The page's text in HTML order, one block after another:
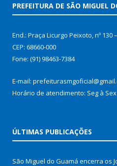
PREFEITURA DE SÃO MIGUEL
End.: Praça Licurgo Peixoto, nº 130
CEP: 68660-000
Fone: (91) 98463-7384
E-mail:
Horário de atendimento: Seg à Sex
ÚLTIMAS PUBLICAÇÕES
São Miguel do Guamá encerra os